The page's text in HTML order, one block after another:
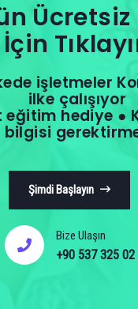
İçin
işletmeler
ilke çalışıyor
eğitim hediye ●
bilgisi
Şimdi Başlayın
Bize Ulaşın
+90 537 325 02